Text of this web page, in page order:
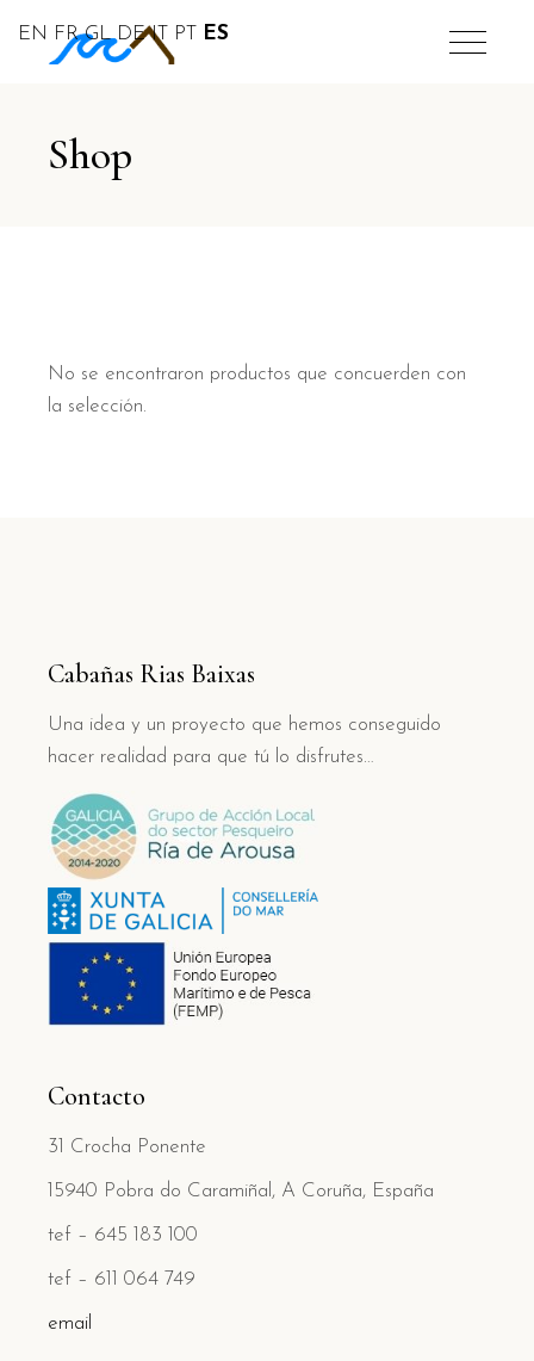
Shop
No se encontraron productos que concuerden con
la selección.
Cabañas Rias Baixas
Una idea y un proyecto que hemos conseguido
hacer realidad para que tú lo disfrutes…
Contacto
31 Crocha Ponente
15940 Pobra do Caramiñal, A Coruña, España
tef – 645 183 100
tef – 611 064 749
email
EN FR GL DE IT PT ES